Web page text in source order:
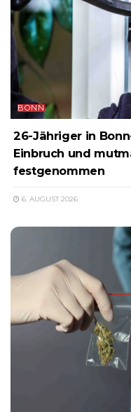
BONN
26-Jähriger in
Einbruch und
festgenommen
6. AUGUST 2026